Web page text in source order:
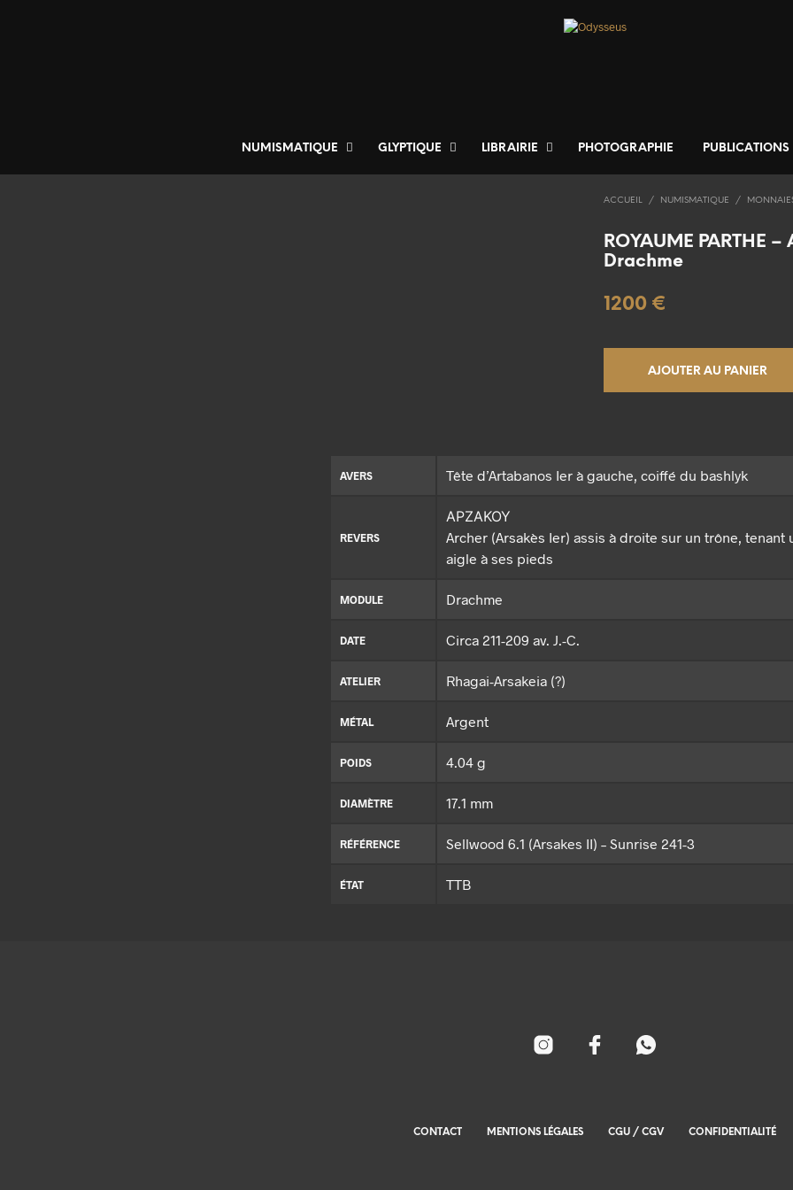
NUMISMATIQUE GLYPTIQUE LIBRAIRIE PHOTOGRAPHIE PUBLICATIONS
ACCUEIL / NUMISMATIQUE /
ROYAUME PARTHE
Drachme
1200 €
AJOUTER AU PANIER
AVERS Tête d’Artabanos Ier à gauche, coiffé du bashlyk
REVERS
ΑΡΖΑΚΟΥ
Archer (Arsakès Ier) assis à droite sur un trône, tenant
aigle à ses pieds
MODULE Drachme
DATE Circa 211-209 av. J.-C.
ATELIER Rhagai-Arsakeia (?)
MÉTAL Argent
POIDS 4.04 g
DIAMÈTRE 17.1 mm
RÉFÉRENCE Sellwood 6.1 (Arsakes II) – Sunrise 241-3
ÉTAT TTB
CONTACT MENTIONS LÉGALES CGU / CGV CONFIDENTIALITÉ